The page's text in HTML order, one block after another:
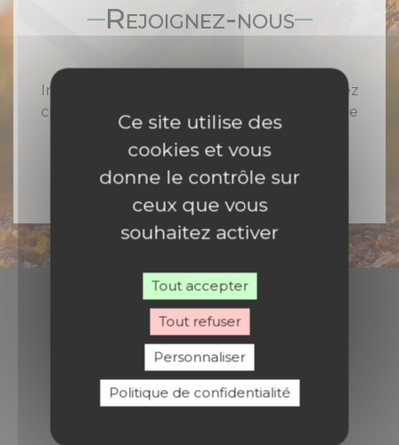
Rejoignez-nous
Inscrivez-vous à notre newsletter et recevez
chaque semaine toute l'actualité catholique
en Nord Franche-Comté
Diocèse de Belfort - Montbéliard
Ce site utilise des
cookies et vous
donne le contrôle sur
ceux que vous
souhaitez activer
Tout accepter
Tout refuser
Personnaliser
Politique de confidentialité